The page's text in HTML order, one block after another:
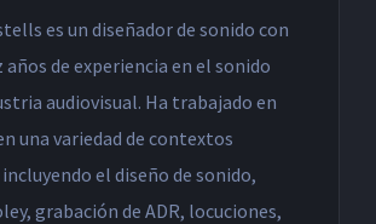
es un diseñador de sonido con
años de experiencia en el sonido
audiovisual. Ha trabajado en
una variedad de contextos
el diseño de sonido,
grabación de ADR, locuciones,